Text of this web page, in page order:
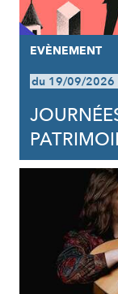
EVÈNEMENT
du 19/09/